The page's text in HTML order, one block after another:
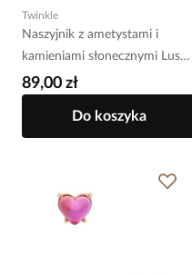
Twinkle
Naszyjnik z ametystami i
kamieniami słonecznymi Lush
Oasis NTW1298
89,00 zł
Do koszyka